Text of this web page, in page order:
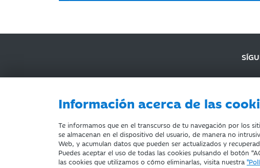
Información acerca de las
Te informamos que en el transcurso de tu navegación por los
se almacenan en el dispositivo del usuario, de manera no
Web, y acumulan datos que pueden ser actualizados y
Puedes aceptar el uso de todas las cookies pulsando el botón
las cookies que utilizamos o cómo eliminarlas, visita nuestra
AVISO LEGAL ACCESIBILIDAD PRIVACIDAD
Fundación Bancaria Ibercaja. C.I.F. G-50000652.